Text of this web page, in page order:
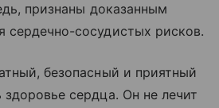
признаны доказанным
сердечно-сосудистых рисков.
безопасный и приятный
сердца. Он не лечит